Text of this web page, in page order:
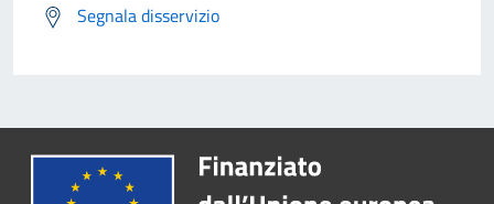
Segnala disservizio